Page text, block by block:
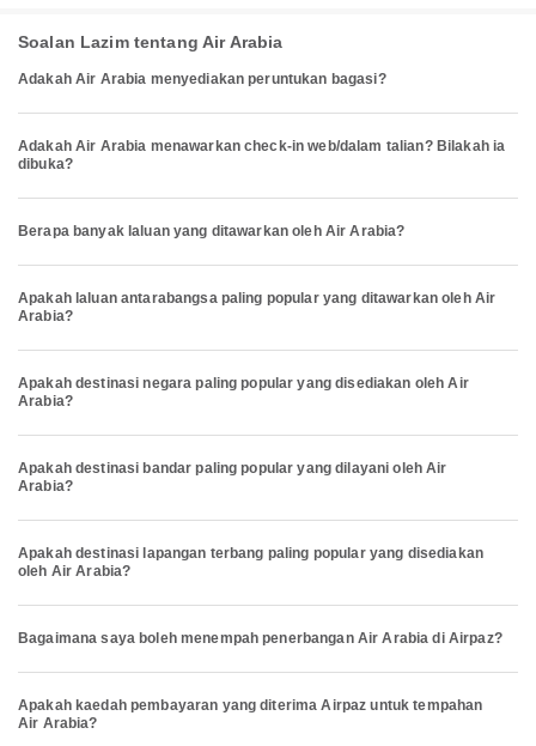
Soalan Lazim tentang Air Arabia
Adakah Air Arabia menyediakan peruntukan bagasi?
Adakah Air Arabia menawarkan check-in web/dalam talian? Bilakah ia
dibuka?
Berapa banyak laluan yang ditawarkan oleh Air Arabia?
Apakah laluan antarabangsa paling popular yang ditawarkan oleh Air
Arabia?
Apakah destinasi negara paling popular yang disediakan oleh Air
Arabia?
Apakah destinasi bandar paling popular yang dilayani oleh Air
Arabia?
Apakah destinasi lapangan terbang paling popular yang disediakan
oleh Air Arabia?
Bagaimana saya boleh menempah penerbangan Air Arabia di Airpaz?
Apakah kaedah pembayaran yang diterima Airpaz untuk tempahan
Air Arabia?